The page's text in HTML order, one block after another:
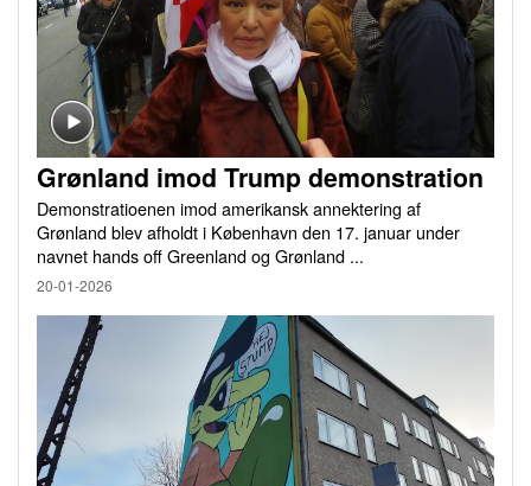
Grønland imod Trump demonstration
Demonstratioenen imod amerikansk annektering af
Grønland blev afholdt i København den 17. januar under
navnet hands off Greenland og Grønland ...
20-01-2026